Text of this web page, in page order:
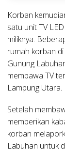
Korban
satu unit TV
miliknya.
rumah korban
Gunung
membawa TV
Lampung Utara.
Setelah
memberikan
korban
Labuhan untuk